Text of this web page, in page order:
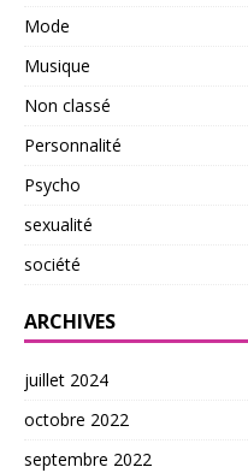
Mode
Musique
Non classé
Personnalité
Psycho
sexualité
société
ARCHIVES
juillet 2024
octobre 2022
septembre 2022